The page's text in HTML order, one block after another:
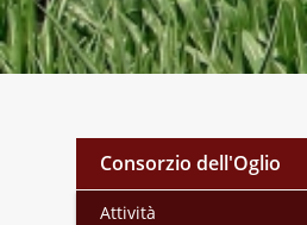
Consorzio dell'Oglio
Attività